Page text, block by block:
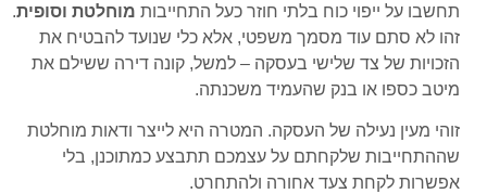
תחשבו על ייפוי כוח בלתי חוזר כעל התחייבות מוחלטת וסופית.
זהו לא סתם עוד מסמך משפטי, אלא כלי שנועד להבטיח את
הזכויות של צד שלישי בעסקה – למשל, קונה דירה ששילם את
מיטב כספו או בנק שהעמיד משכנתה.
זוהי מעין נעילה של העסקה. המטרה היא לייצר ודאות מוחלטת
שההתחייבות שלקחתם על עצמכם תתבצע כמתוכנן, בלי
אפשרות לקחת צעד אחורה ולהתחרט.